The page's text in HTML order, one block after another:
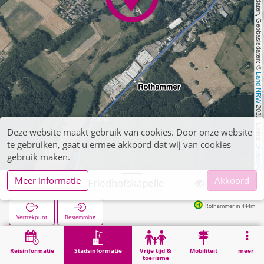
, Kartendaten, Geobasisdaten: ©
Land NRW
2021, Lizenz
dl-de/by-2-0
Reisinformatie Stadsinformatie
Vrije tijd &
toerisme
Mobiliteit meer
Langerwehe, Friedhofskapelle
Vertrekpunt Bestemming
Rothammer in 444m
Stadsinformatie Begraafplaatsen Langerwehe, Friedhofskapelle
Deze website maakt gebruik van cookies. Door onze website
te gebruiken, gaat u ermee akkoord dat wij van cookies
gebruik maken.
Meer informatie
Akkoord